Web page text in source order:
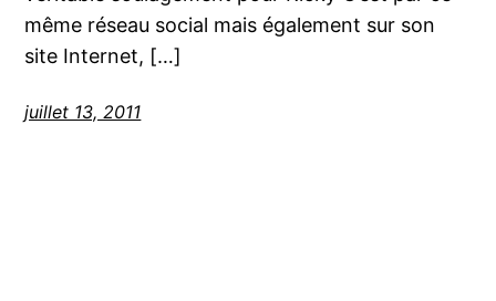
même réseau social mais également sur son
site Internet, […]
juillet 13, 2011